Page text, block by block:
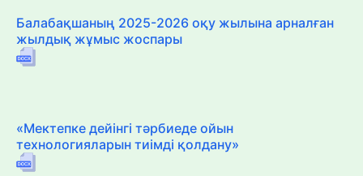
Балабақшаның 2025-2026 оқу жылына арналған
жылдық жұмыс жоспары
«Мектепке дейінгі тәрбиеде ойын
технологияларын тиімді қолдану»